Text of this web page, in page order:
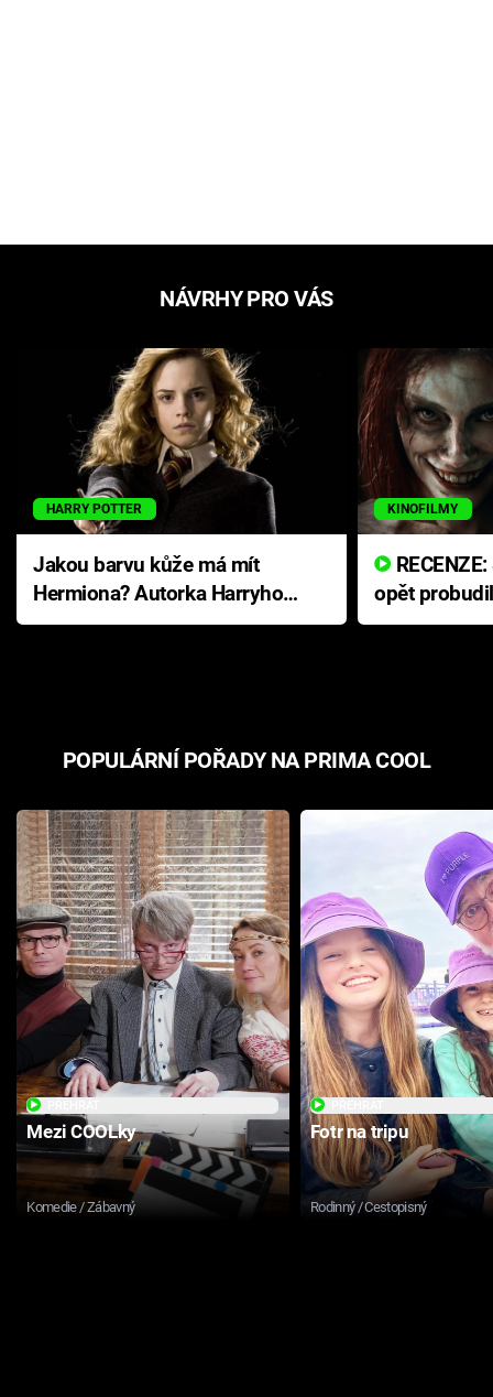
NÁVRHY PRO VÁS
HARRY POTTER
Jakou barvu kůže má mít
Hermiona? Autorka Harryho
Pottera přišla s ráznou
KINOFILMY
opět
přichází s
POPULÁRNÍ POŘADY NA PRIMA COOL
Mezi COOLky
Komedie / Zábavný
Fotr na tripu
Rodinný / Cestopisný